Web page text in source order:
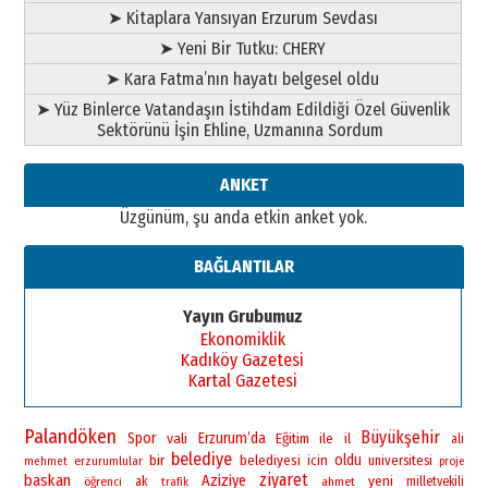
➤ Kitaplara Yansıyan Erzurum Sevdası
➤ Yeni Bir Tutku: CHERY
➤ Kara Fatma’nın hayatı belgesel oldu
➤ Yüz Binlerce Vatandaşın İstihdam Edildiği Özel Güvenlik
Sektörünü İşin Ehline, Uzmanına Sordum
ANKET
Üzgünüm, şu anda etkin anket yok.
BAĞLANTILAR
Yayın Grubumuz
Ekonomiklik
Kadıköy Gazetesi
Kartal Gazetesi
Palandöken Spor vali Erzurum’da Eğitim ile il Büyükşehir ali
mehmet erzurumlular bir belediye belediyesi icin oldu universitesi proje
baskan öğrenci ak trafik Aziziye ziyaret ahmet yeni milletvekili